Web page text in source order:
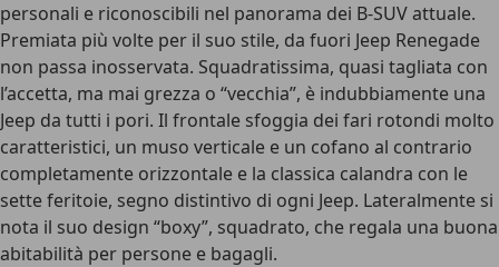
personali e riconoscibili nel panorama dei B-SUV attuale.
Premiata più volte per il suo stile, da fuori Jeep Renegade
non passa inosservata. Squadratissima, quasi tagliata con
l’accetta, ma mai grezza o “vecchia”, è indubbiamente una
Jeep da tutti i pori. Il frontale sfoggia dei fari rotondi molto
caratteristici, un muso verticale e un cofano al contrario
completamente orizzontale e la classica calandra con le
sette feritoie, segno distintivo di ogni Jeep. Lateralmente si
nota il suo design “boxy”, squadrato, che regala una buona
abitabilità per persone e bagagli.